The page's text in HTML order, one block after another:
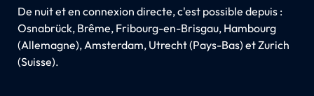
De nuit et en connexion directe, c'est possible depuis :
Osnabrück, Brême, Fribourg-en-Brisgau, Hambourg
(Allemagne), Amsterdam, Utrecht (Pays-Bas) et Zurich
(Suisse).